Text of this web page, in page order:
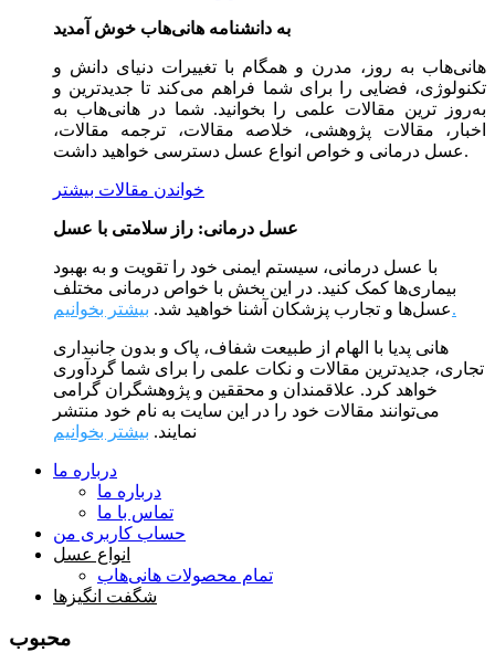
به دانشنامه هانی‌هاب خوش آمدید
هانی‌هاب به روز، مدرن و همگام با تغییرات دنیای دانش و
تکنولوژی، فضایی را برای شما فراهم می‌کند تا جدیدترین و
به‌روز ترین مقالات علمی را بخوانید. شما در هانی‌هاب به
اخبار، مقالات پژوهشی، خلاصه مقالات، ترجمه مقالات،
عسل درمانی و خواص انواع عسل دسترسی خواهید داشت.
خواندن مقالات بیشتر
عسل درمانی: راز سلامتی با عسل
با عسل درمانی، سیستم ایمنی خود را تقویت و به بهبود
بیماری‌ها کمک کنید. در این بخش با خواص درمانی مختلف
عسل‌ها و تجارب پزشکان آشنا خواهید شد.بیشتر بخوانیم.
هانی پدیا با الهام از طبیعت شفاف، پاک و بدون جانبداری
تجاری، جدیدترین مقالات و نکات علمی را برای شما گردآوری
خواهد کرد. علاقمندان و محققین و پژوهشگران گرامی
می‌توانند مقالات خود را در این سایت به نام خود منتشر
نمایند. بیشتر بخوانیم
درباره ما
درباره ما
تماس با ما
حساب کاربری من
انواع عسل
تمام محصولات هانی‌هاب
شگفت انگیزها
محبوب